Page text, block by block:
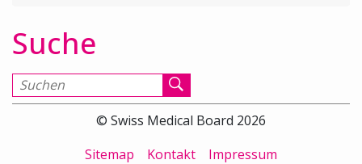
Suche
Suchen nach
© Swiss Medical Board 2026
Sitemap
Kontakt Impressum